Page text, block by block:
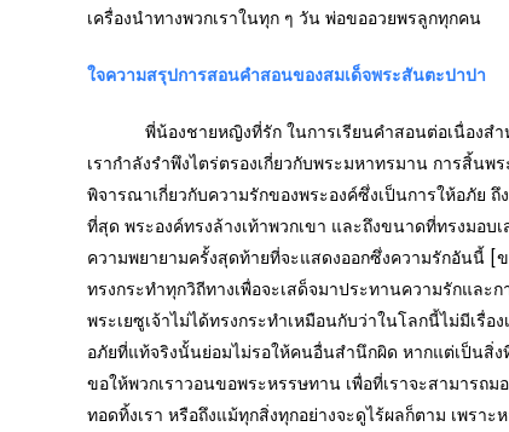
เครื่องนำทางพวกเราในทุก ๆ วัน พ่อขออวยพรลูกทุกคน
ใจความสรุปการสอนคำสอนของสมเด็จพระสันตะปาปา
พี่น้องชายหญิงที่รัก ในการเรียนคำสอนต่อเนื่องสำหรั
เรากำลังรำพึงไตร่ตรองเกี่ยวกับพระมหาทรมาน การสิ้
พิจารณาเกี่ยวกับความรักของพระองค์ซึ่งเป็นการให้อภัย
ที่สุด พระองค์ทรงล้างเท้าพวกเขา และถึงขนาดที่ทรงมอบ
ความพยายามครั้งสุดท้ายที่จะแสดงออกซึ่งความรักอันนี้ [
ทรงกระทำทุกวิถีทางเพื่อจะเสด็จมาประทานความรักและ
พระเยซูเจ้าไม่ได้ทรงกระทำเหมือนกับว่าในโลกนี้ไม่มีเรื่อ
อภัยที่แท้จริงนั้นย่อมไม่รอให้คนอื่นสำนึกผิด หากแต่เป็นสิ่
ขอให้พวกเราวอนขอพระหรรษทาน เพื่อที่เราจะสามารถ
ทอดทิ้งเรา หรือถึงแม้ทุกสิ่งทุกอย่างจะดูไร้ผลก็ตาม เพรา